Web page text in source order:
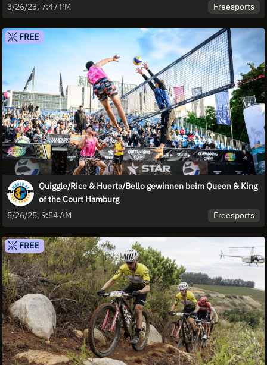
3/26/23, 7:47 PM Freesports
FREE
Quiggle/Rice & Huerta/Bello gewinnen beim Queen & King
of the Court Hamburg
5/26/25, 9:54 AM
Freesports
FREE